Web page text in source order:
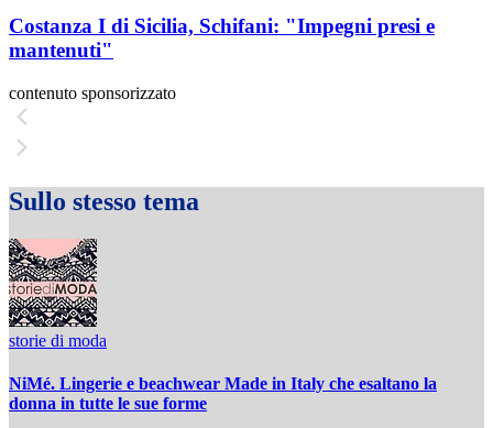
Costanza I di Sicilia, Schifani: "Impegni presi e
mantenuti"
contenuto sponsorizzato
Sullo stesso tema
storie di moda
NiMé. Lingerie e beachwear Made in Italy che esaltano la
donna in tutte le sue forme